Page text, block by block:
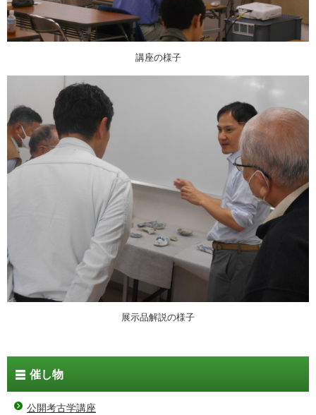
講座の様子
展示品解説の様子
催し物
公開考古学講座